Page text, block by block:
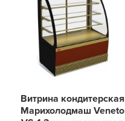
Витрина кондитерская
Марихолодмаш Veneto